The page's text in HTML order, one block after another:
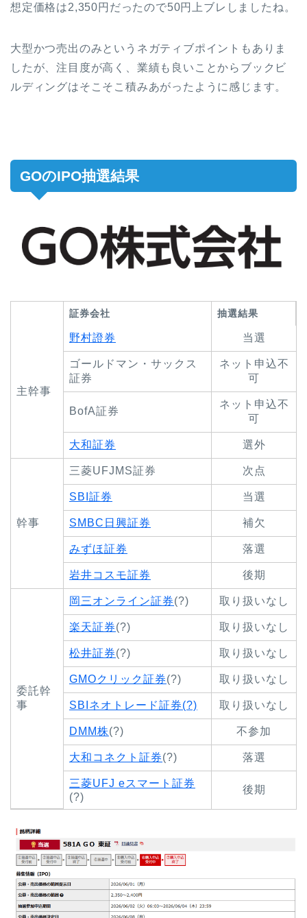
想定価格は2,350円だったので50円上ブレしましたね。
大型かつ売出のみというネガティブポイントもありま
したが、注目度が高く、業績も良いことからブックビ
ルディングはそこそこ積みあがったように感じます。
GOのIPO抽選結果
証券会社 抽選結果
主幹事
野村證券 当選
ゴールドマン・サックス
証券
ネット申込不
可
BofA証券
ネット申込不
可
大和証券 選外
幹事
三菱UFJMS証券 次点
SBI証券 当選
SMBC日興証券 補欠
みずほ証券 落選
岩井コスモ証券 後期
委託幹
事
岡三オンライン証券(?) 取り扱いなし
楽天証券(?) 取り扱いなし
松井証券(?) 取り扱いなし
GMOクリック証券(?) 取り扱いなし
SBIネオトレード証券(?) 取り扱いなし
DMM株(?) 不参加
大和コネクト証券(?) 落選
三菱UFJ eスマート証券
(?)
後期